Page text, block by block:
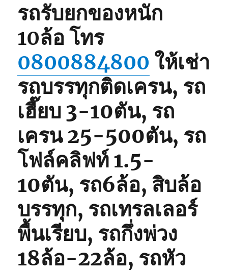
รถรับยกของหนัก
10ล้อ โทร
0800884800 ให้เช่า
รถบรรทุกติดเครน, รถ
เฮี๊ยบ 3-10ตัน, รถ
เครน 25-500ตัน, รถ
โฟล์คลิฟท์ 1.5-
10ตัน, รถ6ล้อ, สิบล้อ
บรรทุก, รถเทรลเลอร์
พื้นเรียบ, รถกึ่งพ่วง
18ล้อ-22ล้อ, รถหัว